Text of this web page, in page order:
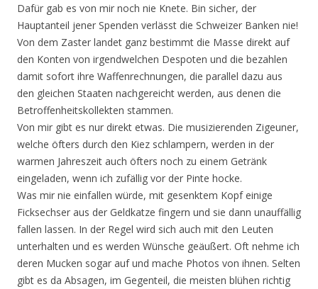
Dafür gab es von mir noch nie Knete. Bin sicher, der
Hauptanteil jener Spenden verlässt die Schweizer Banken nie!
Von dem Zaster landet ganz bestimmt die Masse direkt auf
den Konten von irgendwelchen Despoten und die bezahlen
damit sofort ihre Waffenrechnungen, die parallel dazu aus
den gleichen Staaten nachgereicht werden, aus denen die
Betroffenheitskollekten stammen.
Von mir gibt es nur direkt etwas. Die musizierenden Zigeuner,
welche öfters durch den Kiez schlampern, werden in der
warmen Jahreszeit auch öfters noch zu einem Getränk
eingeladen, wenn ich zufällig vor der Pinte hocke.
Was mir nie einfallen würde, mit gesenktem Kopf einige
Ficksechser aus der Geldkatze fingern und sie dann unauffällig
fallen lassen. In der Regel wird sich auch mit den Leuten
unterhalten und es werden Wünsche geäußert. Oft nehme ich
deren Mucken sogar auf und mache Photos von ihnen. Selten
gibt es da Absagen, im Gegenteil, die meisten blühen richtig